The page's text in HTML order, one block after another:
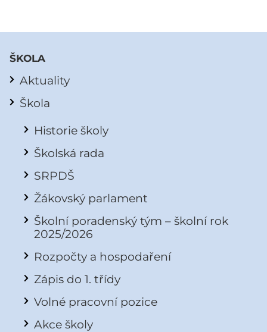
ŠKOLA
Aktuality
Škola
Historie školy
Školská rada
SRPDŠ
Žákovský parlament
Školní poradenský tým – školní rok
2025/2026
Rozpočty a hospodaření
Zápis do 1. třídy
Volné pracovní pozice
Akce školy